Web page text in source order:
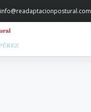
info@readaptacionpostural.com